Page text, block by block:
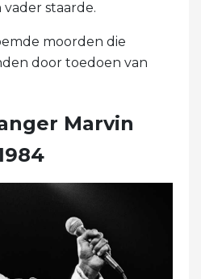
staarde.
moorden die
door toedoen van
Marvin